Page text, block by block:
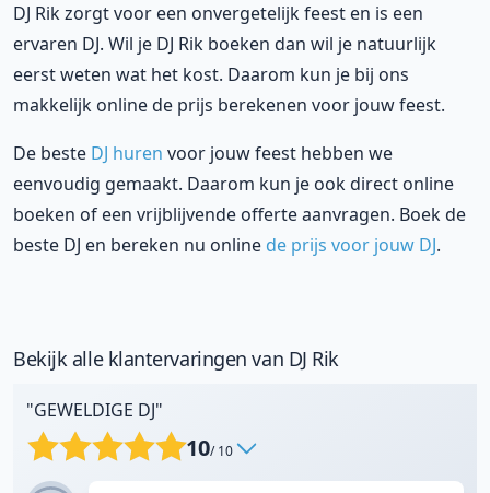
DJ Rik zorgt voor een onvergetelijk feest en is een
ervaren DJ. Wil je DJ Rik boeken dan wil je natuurlijk
eerst weten wat het kost. Daarom kun je bij ons
makkelijk online de prijs berekenen voor jouw feest.
De beste DJ huren voor jouw feest hebben we
eenvoudig gemaakt. Daarom kun je ook direct online
boeken of een vrijblijvende offerte aanvragen. Boek de
beste DJ en bereken nu online de prijs voor jouw DJ.
Bekijk alle klantervaringen van DJ Rik
"GEWELDIGE DJ"
10/ 10